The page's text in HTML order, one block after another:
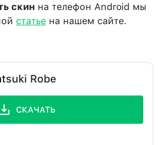
скин на телефон Android мы
статье на нашем сайте.
Robe
СКАЧАТЬ